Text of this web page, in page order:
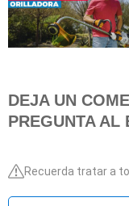
DEJA UN
PREGUNTA AL
Recuerda tratar a